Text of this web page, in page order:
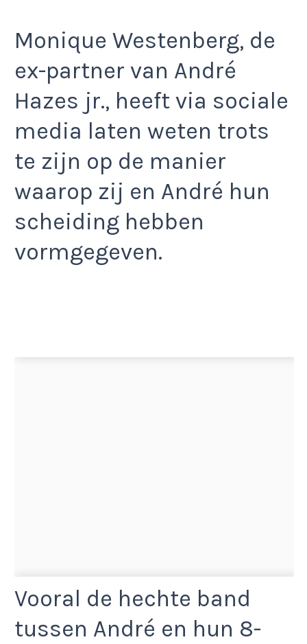
Monique Westenberg, de
ex-partner van André
Hazes jr., heeft via sociale
media laten weten trots
te zijn op de manier
waarop zij en André hun
scheiding hebben
vormgegeven.
Vooral de hechte band
tussen André en hun 8-